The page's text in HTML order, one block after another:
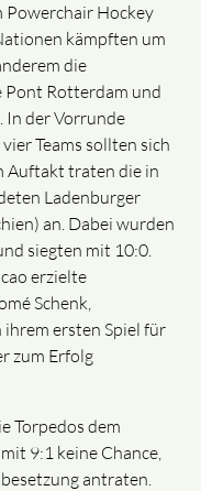
Powerchair Hockey
kämpften um
die
Pont Rotterdam und
In der Vorrunde
Teams sollten sich
Auftakt traten die in
Ladenburger
an. Dabei wurden
siegten mit 10:0.
erzielte
Schenk,
ihrem ersten Spiel für
zum Erfolg
Torpedos dem
9:1 keine Chance,
antraten.